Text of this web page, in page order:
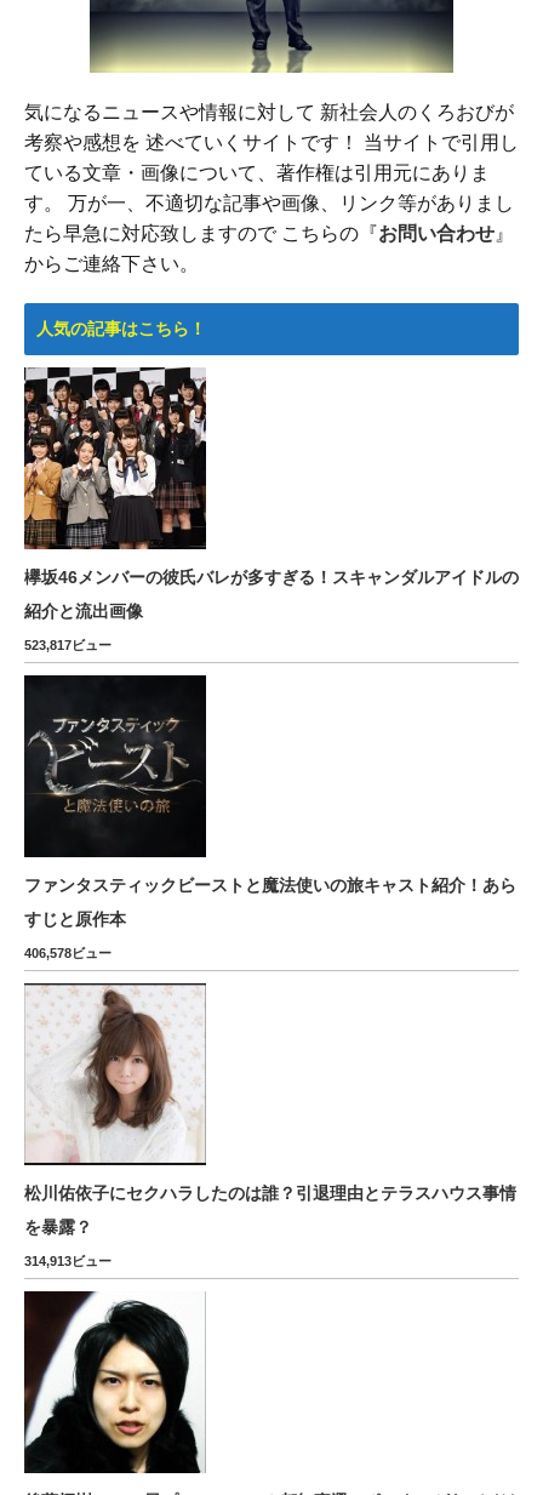
気になるニュースや情報に対して 新社会人のくろおびが
考察や感想を 述べていくサイトです！ 当サイトで引用し
ている文章・画像について、著作権は引用元にありま
す。 万が一、不適切な記事や画像、リンク等がありまし
たら早急に対応致しますので こちらの『お問い合わせ 』
からご連絡下さい。
人気の記事はこちら！
欅坂46メンバーの彼氏バレが多すぎる！スキャンダルアイドルの
紹介と流出画像
523,817ビュー
ファンタスティックビーストと魔法使いの旅キャスト紹介！あら
すじと原作本
406,578ビュー
松川佑依子にセクハラしたのは誰？引退理由とテラスハウス事情
を暴露？
314,913ビュー